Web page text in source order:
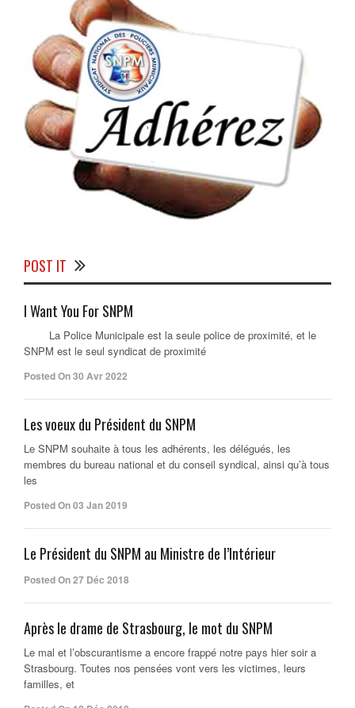
POST IT
I Want You For SNPM
La Police Municipale est la seule police de proximité, et le
SNPM est le seul syndicat de proximité
Posted On 30 Avr 2022
Les voeux du Président du SNPM
Le SNPM souhaite à tous les adhérents, les délégués, les
membres du bureau national et du conseil syndical, ainsi qu’à tous
les
Posted On 03 Jan 2019
Le Président du SNPM au Ministre de l’Intérieur
Posted On 27 Déc 2018
Après le drame de Strasbourg, le mot du SNPM
Le mal et l’obscurantisme a encore frappé notre pays hier soir a
Strasbourg. Toutes nos pensées vont vers les victimes, leurs
familles, et